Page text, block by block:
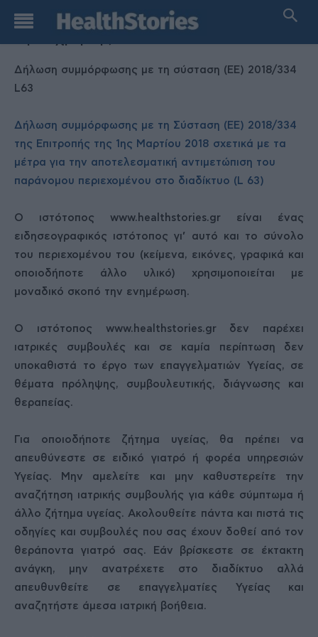
Αρχική Όροι χρήσης
Όροι χρήσης
Δήλωση συμμόρφωσης με τη σύσταση (ΕΕ) 2018/334
L63
Δήλωση συμμόρφωσης με τη Σύσταση (ΕΕ) 2018/334
της Επιτροπής της 1ης Μαρτίου 2018 σχετικά με τα
μέτρα για την αποτελεσματική αντιμετώπιση του
παράνομου περιεχομένου στο διαδίκτυο (L 63)
Ο ιστότοπος www.healthstories.gr είναι ένας
ειδησεογραφικός ιστότοπος γι’ αυτό και το σύνολο
του περιεχομένου του (κείμενα, εικόνες, γραφικά και
οποιοδήποτε άλλο υλικό) χρησιμοποιείται με
μοναδικό σκοπό την ενημέρωση.
Ο ιστότοπος www.healthstories.gr δεν παρέχει
ιατρικές συμβουλές και σε καμία περίπτωση δεν
υποκαθιστά το έργο των επαγγελματιών Υγείας, σε
θέματα πρόληψης, συμβουλευτικής, διάγνωσης και
θεραπείας.
Για οποιοδήποτε ζήτημα υγείας, θα πρέπει να
απευθύνεστε σε ειδικό γιατρό ή φορέα υπηρεσιών
Υγείας. Μην αμελείτε και μην καθυστερείτε την
αναζήτηση ιατρικής συμβουλής για κάθε σύμπτωμα ή
άλλο ζήτημα υγείας. Ακολουθείτε πάντα και πιστά τις
οδηγίες και συμβουλές που σας έχουν δοθεί από τον
θεράποντα γιατρό σας. Εάν βρίσκεστε σε έκτακτη
ανάγκη, μην ανατρέχετε στο διαδίκτυο αλλά
απευθυνθείτε σε επαγγελματίες Υγείας και
αναζητήστε άμεσα ιατρική βοήθεια.